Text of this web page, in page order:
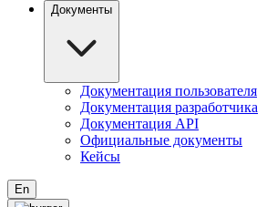
Документы
Документация пользователя
Документация разработчика
Документация API
Официальные документы
Кейсы
En